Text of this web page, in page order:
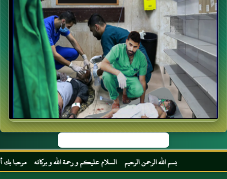
بسم الله الرحمن الرحيم السلام عليكم و رحمة الله و بركاته مرحبا بك أخي